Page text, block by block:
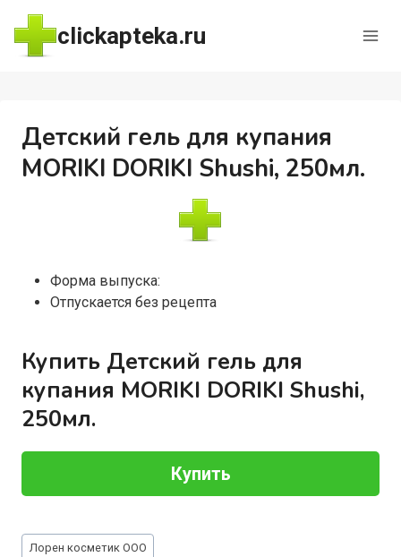
Перейти
содержимому
clickapteka.ru
Детский гель для купания
MORIKI DORIKI Shushi, 250мл.
Форма выпуска:
Отпускается без рецепта
Купить Детский гель для
купания MORIKI DORIKI Shushi,
250мл.
Купить
Метки
Лорен косметик ООО